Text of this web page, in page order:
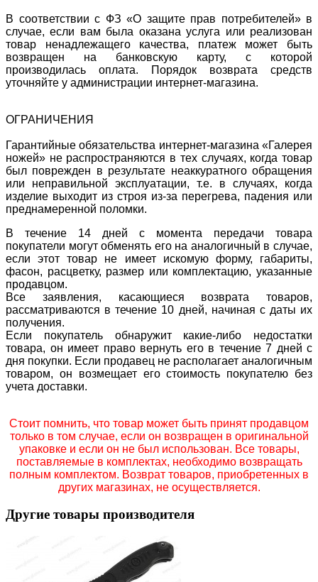
В соответствии с ФЗ «О защите прав потребителей» в
случае, если вам была оказана услуга или реализован
товар ненадлежащего качества, платеж может быть
возвращен на банковскую карту, с которой
производилась оплата. Порядок возврата средств
уточняйте у администрации интернет-магазина.
ОГРАНИЧЕНИЯ
Гарантийные обязательства интернет-магазина «Галерея
ножей» не распространяются в тех случаях, когда товар
был поврежден в результате неаккуратного обращения
или неправильной эксплуатации, т.е. в случаях, когда
изделие выходит из строя из-за перегрева, падения или
преднамеренной поломки.
В течение 14 дней с момента передачи товара
покупатели могут обменять его на аналогичный в случае,
если этот товар не имеет искомую форму, габариты,
фасон, расцветку, размер или комплектацию, указанные
продавцом.
Все заявления, касающиеся возврата товаров,
рассматриваются в течение 10 дней, начиная с даты их
получения.
Если покупатель обнаружит какие-либо недостатки
товара, он имеет право вернуть его в течение 7 дней с
дня покупки. Если продавец не располагает аналогичным
товаром, он возмещает его стоимость покупателю без
учета доставки.
Стоит помнить, что товар может быть принят продавцом
только в том случае, если он возвращен в оригинальной
упаковке и если он не был использован. Все товары,
поставляемые в комплектах, необходимо возвращать
полным комплектом. Возврат товаров, приобретенных в
других магазинах, не осуществляется.
Другие товары производителя